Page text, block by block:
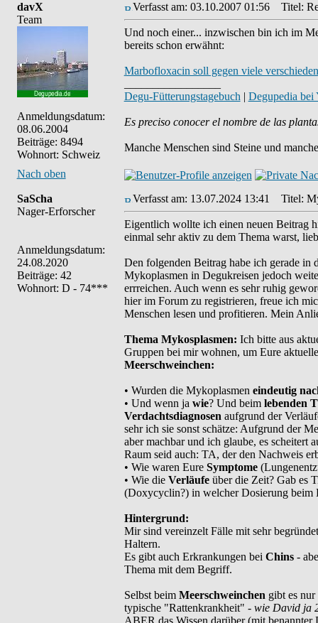
davX
Team
Anmeldungsdatum:
08.06.2004
Beiträge: 8494
Wohnort: Schweiz
Verfasst am: 03.10.2007 01:56 Titel:
Und noch einer... inzwischen bin ich im
bereits schon erwähnt:
Marbofloxacin soll gegen viele
Degu-Fütterungstagebuch | Degupedia bei
Es preciso conocer el nombre de las
Manche Menschen sind Steine und
Nach oben
SaScha
Nager-Erforscher
Anmeldungsdatum:
24.08.2020
Beiträge: 42
Wohnort: D - 74***
Verfasst am: 13.07.2024 13:41 Titel:
Eigentlich wollte ich einen neuen Beitrag
einmal sehr aktiv zu dem Thema warst,
Den folgenden Beitrag habe ich gerade in
Mykoplasmen in Degukreisen jedoch
errreichen. Auch wenn es sehr ruhig
hier im Forum zu registrieren, freue ich
Menschen lesen und profitieren. Mein
Thema Mykosplasmen: Ich bitte aus
Gruppen bei mir wohnen, um Eure
Meerschweinchen:
• Wurden die Mykoplasmen eindeutig
• Und wenn ja wie? Und beim lebenden
Verdachtsdiagnosen aufgrund der
sehr ich sie sonst schätze: Aufgrund der
aber machbar und ich glaube, es scheitert
Raum seid auch: TA, der den Nachweis
• Wie waren Eure Symptome
• Wie die Verläufeüber die Zeit? Gab es
(Doxycyclin?) in welcher Dosierung beim
Hintergrund:
Mir sind vereinzelt Fälle mit sehr
Haltern.
Es gibt auch Erkrankungen bei Chins -
Thema mit dem Begriff.
Selbst beim Meerschweinchen gibt es
typische "Rattenkrankheit" - wie David ja
ABER das Wissen darüber (mit